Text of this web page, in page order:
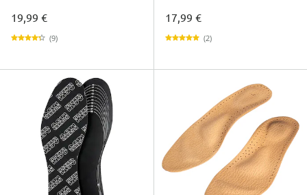
19,99 €
(9)
17,99 €
(2)